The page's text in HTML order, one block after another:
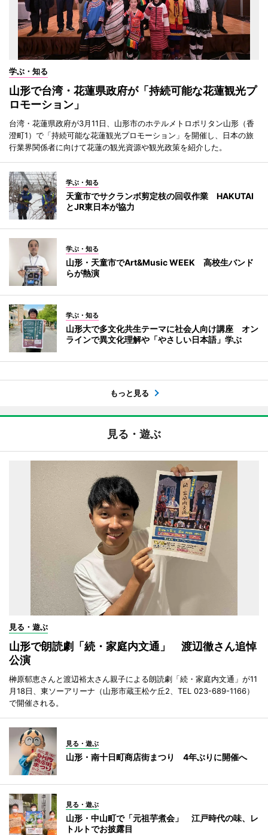
学ぶ・知る
山形で台湾・花蓮県政府が「持続可能な花蓮観光プ
ロモーション」
台湾・花蓮県政府が3月11日、山形市のホテルメトロポリタン山形（香
澄町1）で「持続可能な花蓮観光プロモーション」を開催し、日本の旅
行業界関係者に向けて花蓮の観光資源や観光政策を紹介した。
学ぶ・知る
天童市でサクランボ剪定枝の回収作業 HAKUTAI
とJR東日本が協力
学ぶ・知る
山形・天童市でArt&Music WEEK 高校生バンド
らが熱演
学ぶ・知る
山形大で多文化共生テーマに社会人向け講座 オン
ラインで異文化理解や「やさしい日本語」学ぶ
もっと見る
見る・遊ぶ
見る・遊ぶ
山形で朗読劇「続・家庭内文通」 渡辺徹さん追悼
公演
榊原郁恵さんと渡辺裕太さん親子による朗読劇「続・家庭内文通」が11
月18日、東ソーアリーナ（山形市蔵王松ケ丘2、TEL 023-689-1166）
で開催される。
見る・遊ぶ
山形・南十日町商店街まつり 4年ぶりに開催へ
見る・遊ぶ
山形・中山町で「元祖芋煮会」 江戸時代の味、レ
トルトでお披露目